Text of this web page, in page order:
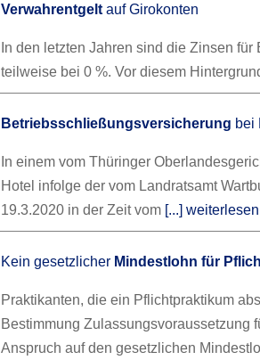
Verwahrentgelt auf Girokonten
In den letzten Jahren sind die Zinsen
teilweise bei 0 %. Vor diesem
Betriebsschließungsversicherung bei
In einem vom Thüringer
Hotel infolge der vom Landratsamt
19.3.2020 in der Zeit vom [...] weiterlesen
Kein gesetzlicher Mindestlohn für
Praktikanten, die ein Pflichtpraktikum
Bestimmung Zulassungsvoraussetzung
Anspruch auf den gesetzlichen